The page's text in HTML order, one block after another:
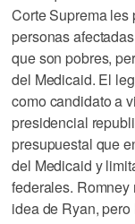
Corte Suprema les
personas
que son pobres,
del Medicaid. El
como candidato a
presidencial
presupuestal que
del Medicaid y
federales.
idea de Ryan,